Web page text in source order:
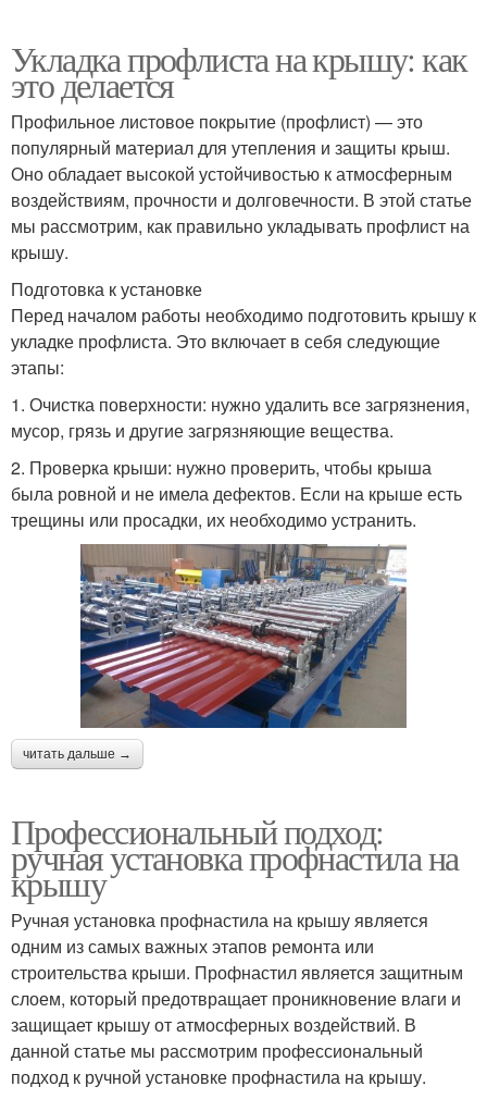
Укладка профлиста на крышу: как
это делается
Профильное листовое покрытие (профлист) — это
популярный материал для утепления и защиты крыш.
Оно обладает высокой устойчивостью к атмосферным
воздействиям, прочности и долговечности. В этой статье
мы рассмотрим, как правильно укладывать профлист на
крышу.
Подготовка к установке
Перед началом работы необходимо подготовить крышу к
укладке профлиста. Это включает в себя следующие
этапы:
1. Очистка поверхности: нужно удалить все загрязнения,
мусор, грязь и другие загрязняющие вещества.
2. Проверка крыши: нужно проверить, чтобы крыша
была ровной и не имела дефектов. Если на крыше есть
трещины или просадки, их необходимо устранить.
читать дальше →
Профессиональный подход:
ручная установка профнастила на
крышу
Ручная установка профнастила на крышу является
одним из самых важных этапов ремонта или
строительства крыши. Профнастил является защитным
слоем, который предотвращает проникновение влаги и
защищает крышу от атмосферных воздействий. В
данной статье мы рассмотрим профессиональный
подход к ручной установке профнастила на крышу.